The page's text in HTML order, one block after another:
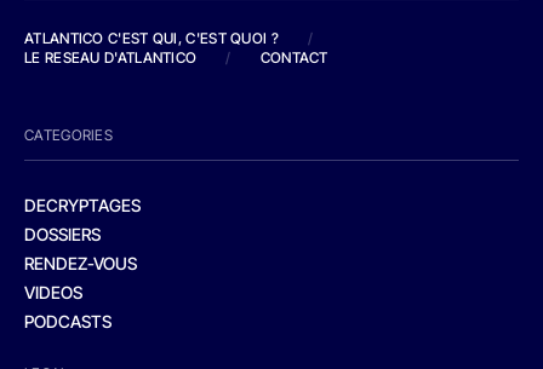
ATLANTICO C'EST QUI, C'EST QUOI ?
/
LE RESEAU D'ATLANTICO
/ CONTACT
CATEGORIES
DECRYPTAGES
DOSSIERS
RENDEZ-VOUS
VIDEOS
PODCASTS